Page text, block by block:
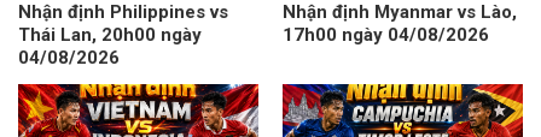
Nhận định Philippines vs
Thái Lan, 20h00 ngày
04/08/2026
Nhận định Myanmar vs Lào,
17h00 ngày 04/08/2026